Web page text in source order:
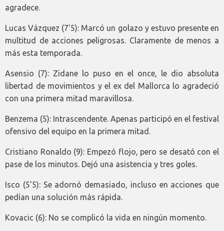
agradece.
Lucas Vázquez (7'5): Marcó un golazo y estuvo presente en
multitud de acciones peligrosas. Claramente de menos a
más esta temporada.
Asensio (7): Zidane lo puso en el once, le dio absoluta
libertad de movimientos y el ex del Mallorca lo agradeció
con una primera mitad maravillosa.
Benzema (5): Intrascendente. Apenas participó en el festival
ofensivo del equipo en la primera mitad.
Cristiano Ronaldo (9): Empezó flojo, pero se desató con el
pase de los minutos. Dejó una asistencia y tres goles.
Isco (5'5): Se adornó demasiado, incluso en acciones que
pedían una solución más rápida.
Kovacic (6): No se complicó la vida en ningún momento.